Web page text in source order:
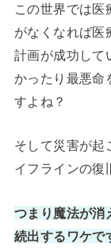
この世界では医
がなくなれば医
計画が成功して
かったり最悪
すよね？
そして災害が起
イフラインの復
つまり魔法が消
続出するワケで